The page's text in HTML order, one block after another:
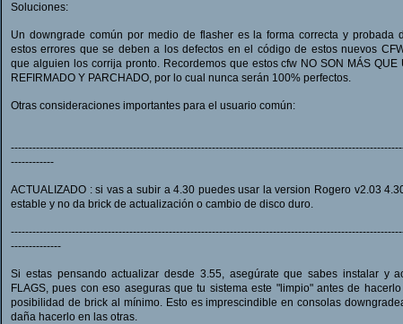
Soluciones:
Un downgrade común por medio de flasher es la forma correcta y probada
estos errores que se deben a los defectos en el código de estos nuevos
que alguien los corrija pronto. Recordemos que estos cfw NO SON MÁS QUE
REFIRMADO Y PARCHADO, por lo cual nunca serán 100% perfectos.
Otras consideraciones importantes para el usuario común:
------------
ACTUALIZADO : si vas a subir a 4.30 puedes usar la version Rogero v2.03
estable y no da brick de actualización o cambio de disco duro.
--------------
Si estas pensando actualizar desde 3.55, asegúrate que sabes instalar y
FLAGS, pues con eso aseguras que tu sistema este "limpio" antes de
posibilidad de brick al mínimo. Esto es imprescindible en consolas
daña hacerlo en las otras.